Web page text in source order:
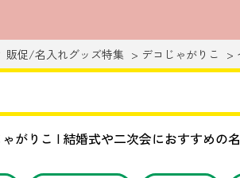
販促/名入れグッズ特集 デコじゃがりこ
がりこ | 結婚式や二次会におすすめの